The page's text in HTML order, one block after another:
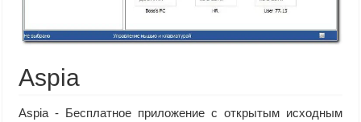
Aspia
Aspia - Бесплатное приложение с открытым исходным